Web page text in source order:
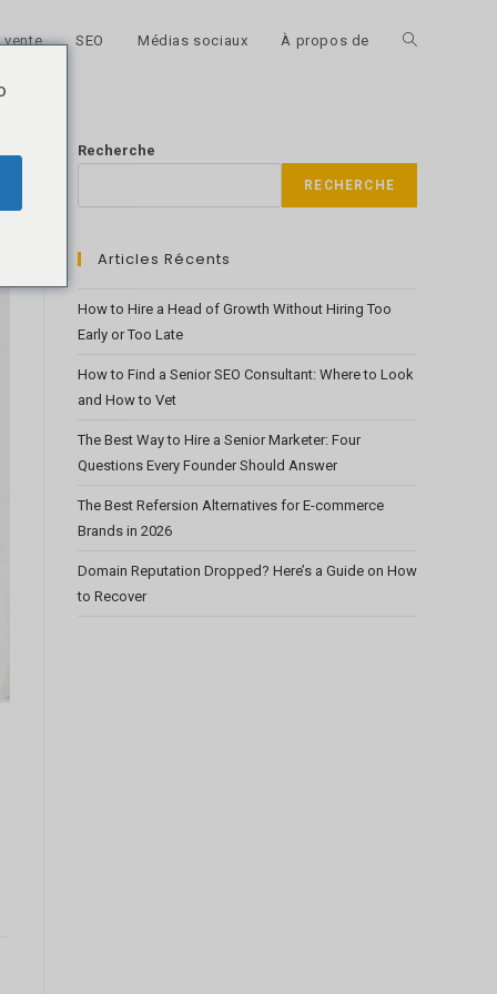
vente SEO Médias sociaux À propos de Toggle
search
Recherche
RECHERCHE
Articles Récents
How to Hire a Head of Growth Without Hiring Too
Early or Too Late
How to Find a Senior SEO Consultant: Where to Look
and How to Vet
The Best Way to Hire a Senior Marketer: Four
Questions Every Founder Should Answer
The Best Refersion Alternatives for E-commerce
Brands in 2026
Domain Reputation Dropped? Here’s a Guide on How
to Recover